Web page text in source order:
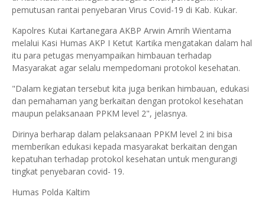
pemutusan rantai penyebaran Virus Covid-19 di Kab. Kukar.
Kapolres Kutai Kartanegara AKBP Arwin Amrih Wientama
melalui Kasi Humas AKP I Ketut Kartika mengatakan dalam hal
itu para petugas menyampaikan himbauan terhadap
Masyarakat agar selalu mempedomani protokol kesehatan.
"Dalam kegiatan tersebut kita juga berikan himbauan, edukasi
dan pemahaman yang berkaitan dengan protokol kesehatan
maupun pelaksanaan PPKM level 2", jelasnya.
Dirinya berharap dalam pelaksanaan PPKM level 2 ini bisa
memberikan edukasi kepada masyarakat berkaitan dengan
kepatuhan terhadap protokol kesehatan untuk mengurangi
tingkat penyebaran covid- 19.
Humas Polda Kaltim